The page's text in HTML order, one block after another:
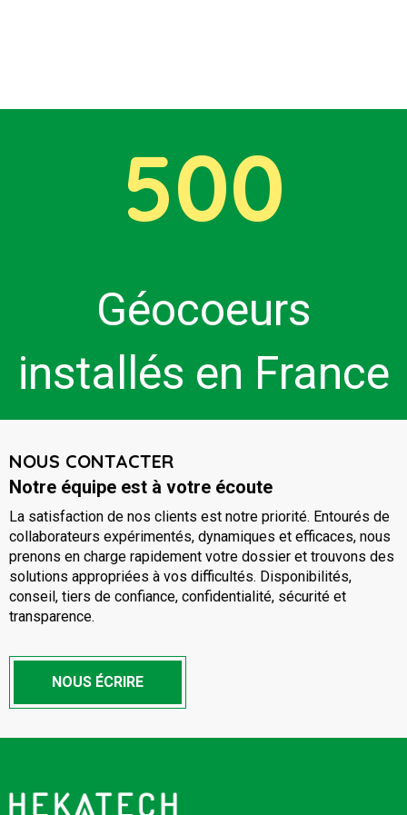
500
Géocoeurs
installés en France
NOUS CONTACTER
Notre équipe est à votre écoute
La satisfaction de nos clients est notre priorité. Entourés de
collaborateurs expérimentés, dynamiques et efficaces, nous
prenons en charge rapidement votre dossier et trouvons des
solutions appropriées à vos difficultés. Disponibilités,
conseil, tiers de confiance, confidentialité, sécurité et
transparence.
NOUS ÉCRIRE